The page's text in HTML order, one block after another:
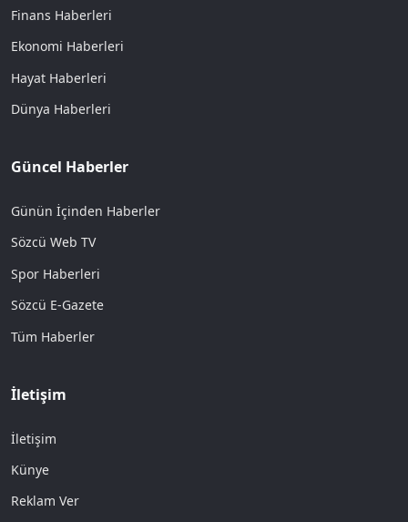
Finans Haberleri
Ekonomi Haberleri
Hayat Haberleri
Dünya Haberleri
Güncel Haberler
Günün İçinden Haberler
Sözcü Web TV
Spor Haberleri
Sözcü E-Gazete
Tüm Haberler
İletişim
İletişim
Künye
Reklam Ver